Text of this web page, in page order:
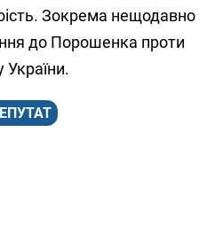
Зокрема нещодавно
до Порошенка проти
України.